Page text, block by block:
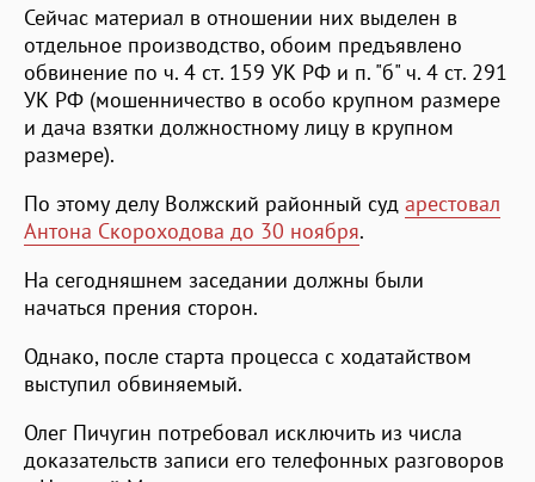
Сейчас материал в отношении них выделен в
отдельное производство, обоим предъявлено
обвинение по ч. 4 ст. 159 УК РФ и п. "б" ч. 4 ст. 291
УК РФ (мошенничество в особо крупном размере
и дача взятки должностному лицу в крупном
размере).
По этому делу Волжский районный суд арестовал
Антона Скороходова до 30 ноября.
На сегодняшнем заседании должны были
начаться прения сторон.
Однако, после старта процесса с ходатайством
выступил обвиняемый.
Олег Пичугин потребовал исключить из числа
доказательств записи его телефонных разговоров